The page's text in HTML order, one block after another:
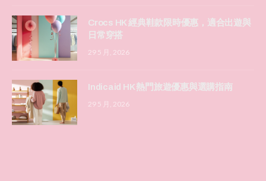
Crocs HK 經典鞋款限時優惠，適合出遊與
日常穿搭
29 5 月, 2026
Indicaid HK 熱門旅遊優惠與選購指南
29 5 月, 2026